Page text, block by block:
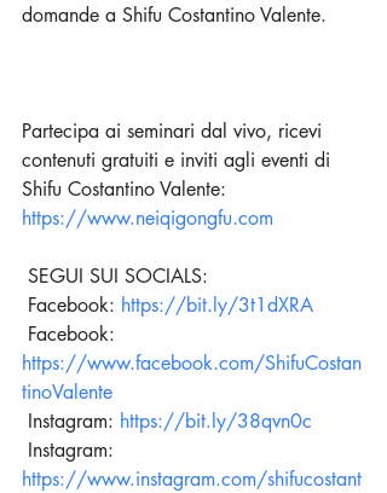
domande a Shifu Costantino Valente.
Partecipa ai seminari dal vivo, ricevi
contenuti gratuiti e inviti agli eventi di
Shifu Costantino Valente:
https://www.neiqigongfu.com
SEGUI SUI SOCIALS:
Facebook: https://bit.ly/3t1dXRA
Facebook:
https://www.facebook.com/ShifuCostan
tinoValente
Instagram: https://bit.ly/38qvn0c
Instagram:
https://www.instagram.com/shifucostant